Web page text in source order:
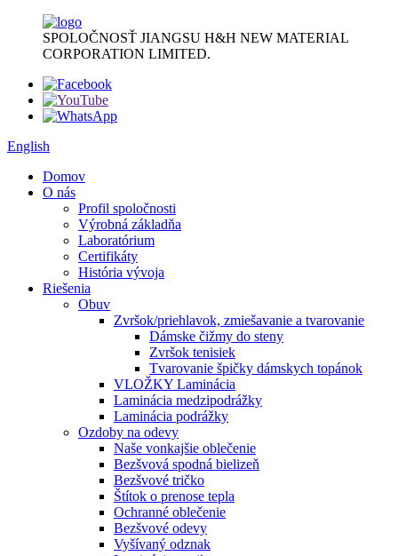
SPOLOČNOSŤ JIANGSU H&H NEW MATERIAL
CORPORATION LIMITED.
English
Domov
O nás
Profil spoločnosti
Výrobná základňa
Laboratórium
Certifikáty
História vývoja
Riešenia
Obuv
Zvršok/priehlavok, zmiešavanie a tvarovanie
Dámske čižmy do steny
Zvršok tenisiek
Tvarovanie špičky dámskych topánok
VLOŽKY Laminácia
Laminácia medzipodrážky
Laminácia podrážky
Ozdoby na odevy
Naše vonkajšie oblečenie
Bezšvová spodná bielizeň
Bezšvové tričko
Štítok o prenose tepla
Ochranné oblečenie
Bezšvové odevy
Vyšívaný odznak